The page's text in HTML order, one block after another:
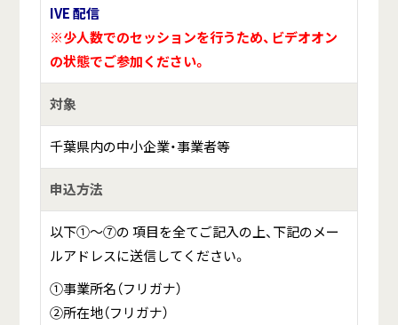
IVE 配信
※少人数でのセッションを行うため、ビデオオン
の状態でご参加ください。
対象
千葉県内の中小企業・事業者等
申込方法
以下①～⑦の 項目を全てご記入の上、下記のメー
ルアドレスに送信してください。
①事業所名（フリガナ）
②所在地（フリガナ）